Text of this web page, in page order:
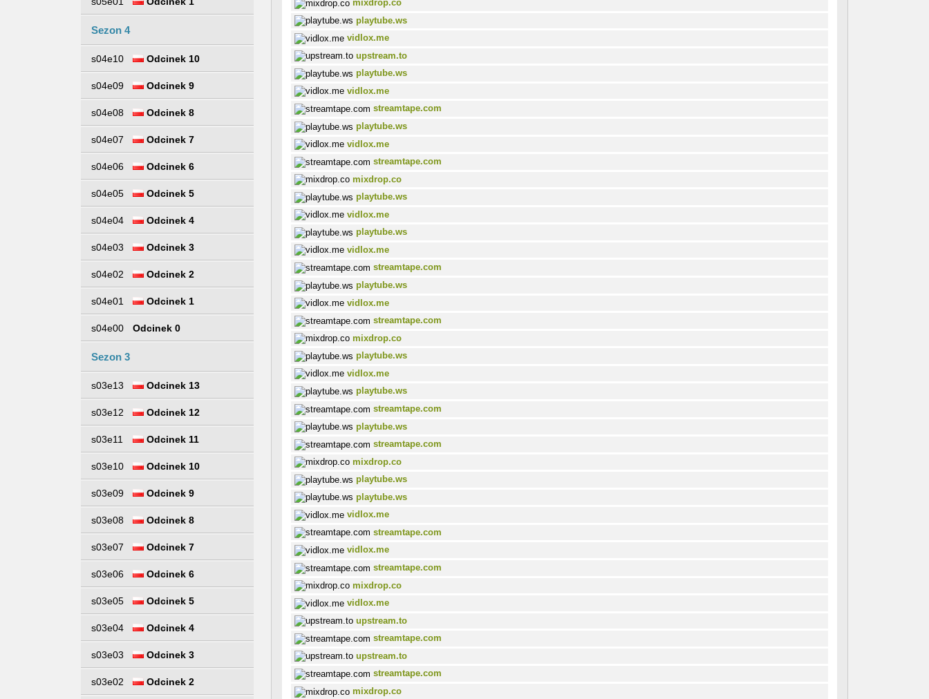
Sezon 4
s04e10 Odcinek 10
s04e09 Odcinek 9
s04e08 Odcinek 8
s04e07 Odcinek 7
s04e06 Odcinek 6
s04e05 Odcinek 5
s04e04 Odcinek 4
s04e03 Odcinek 3
s04e02 Odcinek 2
s04e01 Odcinek 1
s04e00 Odcinek 0
Sezon 3
s03e13 Odcinek 13
s03e12 Odcinek 12
s03e11 Odcinek 11
s03e10 Odcinek 10
s03e09 Odcinek 9
s03e08 Odcinek 8
s03e07 Odcinek 7
s03e06 Odcinek 6
s03e05 Odcinek 5
s03e04 Odcinek 4
s03e03 Odcinek 3
s03e02 Odcinek 2
mixdrop.co
playtube.ws
vidlox.me
upstream.to
playtube.ws
vidlox.me
streamtape.com
playtube.ws
vidlox.me
streamtape.com
mixdrop.co
playtube.ws
vidlox.me
playtube.ws
vidlox.me
streamtape.com
playtube.ws
vidlox.me
streamtape.com
mixdrop.co
playtube.ws
vidlox.me
playtube.ws
streamtape.com
playtube.ws
streamtape.com
mixdrop.co
playtube.ws
playtube.ws
vidlox.me
streamtape.com
vidlox.me
streamtape.com
mixdrop.co
vidlox.me
upstream.to
streamtape.com
upstream.to
streamtape.com
mixdrop.co